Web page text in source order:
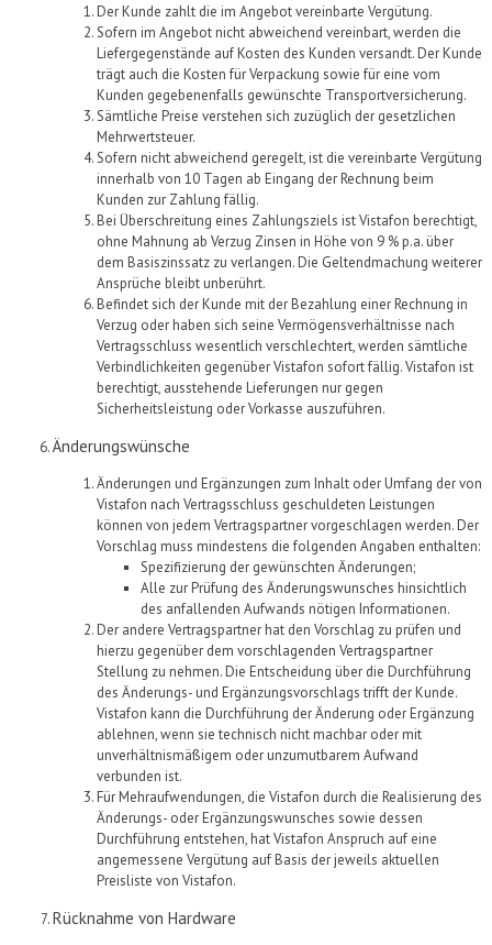
DerKunde zahlt die im Angebotvereinbarte Vergütung.
Sofern im Angebot nicht abweichend vereinbart, werden die
Liefergegenstände auf Kosten des Kunden versandt.Der Kunde
trägt auch die Kosten fürVerpackung sowie für eine vom
Kunden gegebenenfalls gewünschte Transportversicherung.
Sämtliche Preise verstehen sich zuzüglich der gesetzlichen
Mehrwertsteuer.
Sofern nicht abweichend geregelt, ist die vereinbarte Vergütung
innerhalb von 10 Tagen ab Eingang der Rechnung beim
Kunden zur Zahlungfällig.
Bei Überschreitung eines Zahlungsziels istVistafon berechtigt,
ohne Mahnung ab Verzug Zinsen in Höhe von 9 % p.a. über
dem Basiszinssatz zu verlangen. Die Geltendmachung weiterer
Ansprüche bleibt unberührt.
Befindet sich der Kunde mit der Bezahlung einer Rechnung in
Verzug oder haben sich seine Vermögensverhältnisse nach
Vertragsschluss wesentlich verschlechtert, werden sämtliche
Verbindlichkeiten gegenüberVistafon sofort fällig.Vistafon ist
berechtigt, ausstehende Lieferungen nur gegen
Sicherheitsleistung oder Vorkasse auszuführen.
Änderungswünsche
Änderungen und Ergänzungen zum Inhalt oder Umfang der von
Vistafon nach Vertragsschluss geschuldeten Leistungen
können von jedem Vertragspartnervorgeschlagen werden. Der
Vorschlag muss mindestens die folgenden Angaben enthalten:
Spezifizierung der gewünschten Änderungen;
Alle zur Prüfung des Änderungswunsches hinsichtlich
des anfallenden Aufwands nötigen Informationen.
Der andere Vertragspartner hat den Vorschlag zu prüfen und
hierzu gegenüber dem vorschlagenden Vertragspartner
Stellung zu nehmen. Die Entscheidung über die Durchführung
des Änderungs- und Ergänzungsvorschlags trifft der Kunde.
Vistafon kann die Durchführung der Änderung oder Ergänzung
ablehnen, wenn sie technisch nicht machbar oder mit
unverhältnismäßigem oderunzumutbarem Aufwand
verbunden ist.
Für Mehraufwendungen, die Vistafon durch die Realisierung des
Änderungs- oder Ergänzungswunsches sowie dessen
Durchführung entstehen, hatVistafon Anspruch auf eine
angemessene Vergütung auf Basis der jeweils aktuellen
Preisliste von Vistafon.
Rücknahme von Hardware